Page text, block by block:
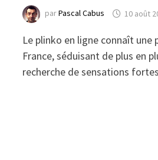
parPascal Cabus 10 août
Le plinko en ligne connaît
France, séduisant de plus en
recherche de sensations